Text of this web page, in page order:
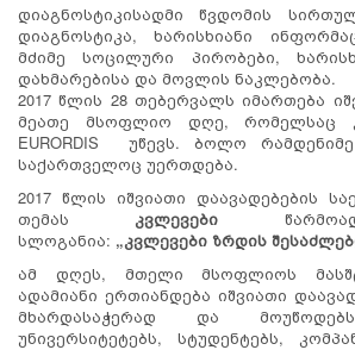
დიაგნოსტიკისადმი წვდომის
დიაგნოსტიკა, ხარისხიანი
მძიმე სოცილური პირობები,
დახმარებისა და მოვლის ნაკლებობა.
2017 წლის 28 თებერვალს იმართება
მეათე მსოფლიო დღე, რომელსაც
EURORDIS უწევს. ბოლო
საქართველოც უერთდება.
2017 წლის იშვიათი დაავადებების
თემას კვლევები
სლოგანია: „კვლევები ზრდის
ამ დღეს, მთელი მსოფლიოს
ადამიანი ერთიანდება იშვიათი
მხარდასაჭერად და
უნივერსიტეტებს, სტუდენტებს,